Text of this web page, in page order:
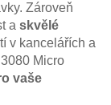
Zároveň
a skvělé
v kancelářích a
Micro
vaše